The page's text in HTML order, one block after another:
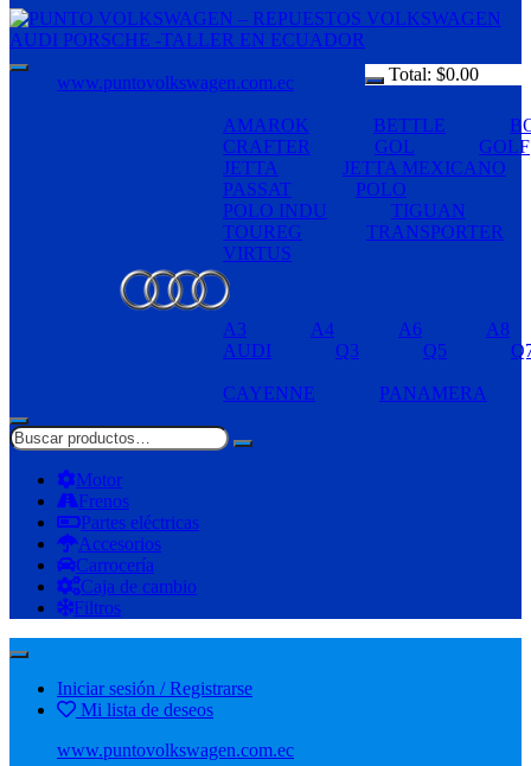
Total: $0.00
www.puntovolkswagen.com.ec
AMAROK BETTLE
CRAFTER
GOL
GOLF
JETTA
JETTA MEXICANO
PASSAT
POLO
POLO INDU
TIGUAN
TOUREG
TRANSPORTER
VIRTUS
A3 A4 A6
A8
AUDI
Q3 Q5
CAYENNE PANAMERA
Motor
Frenos
Partes eléctricas
Accesorios
Carrocería
Caja de cambio
Filtros
Iniciar sesión / Registrarse
Mi lista de deseos
www.puntovolkswagen.com.ec